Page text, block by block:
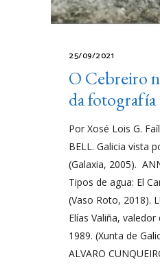
25/09/2021
O Cebreiro
da fotografía
Por Xosé Lois G.
BELL. Galicia vista
(Galaxia, 2005).
Tipos de agua: El
(Vaso Roto, 2018).
Elías Valiña,
1989. (Xunta de
ALVARO